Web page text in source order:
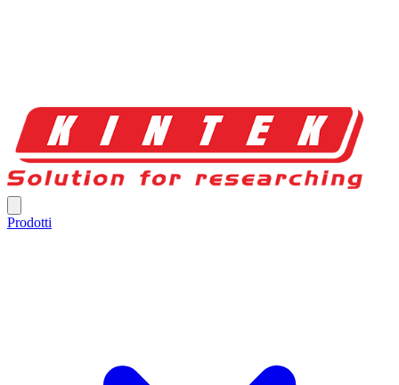
Prodotti